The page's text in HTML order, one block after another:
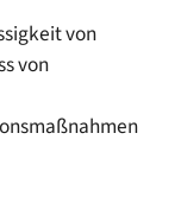
von
von